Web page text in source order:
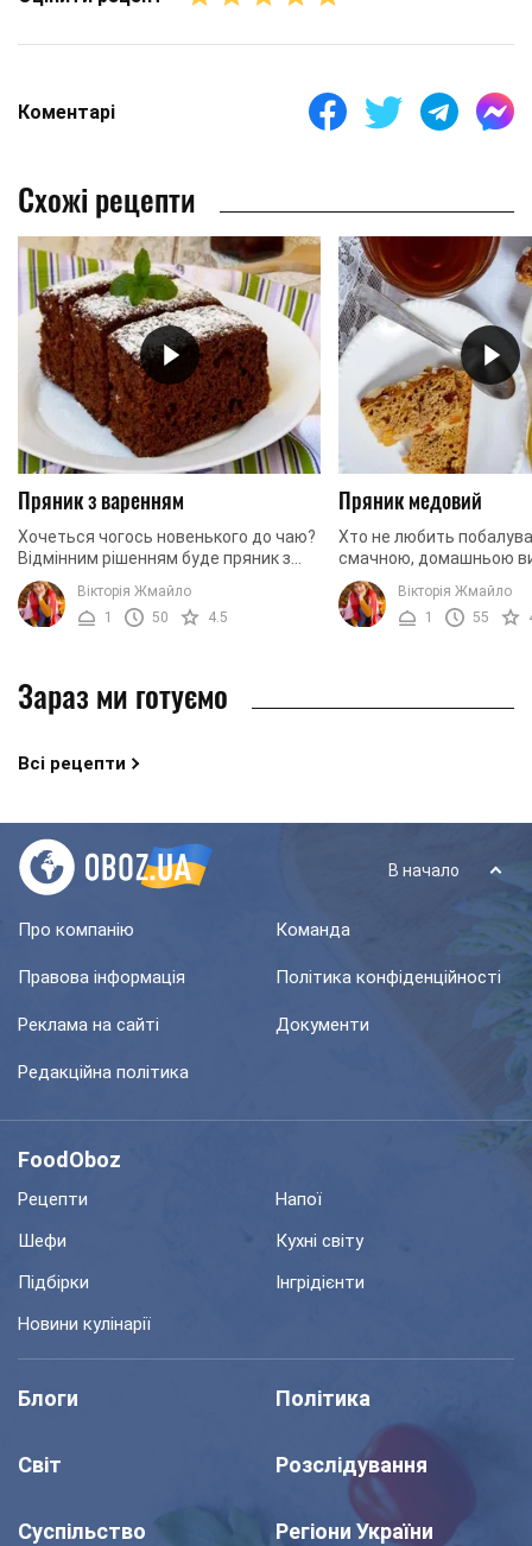
Коментарі
Схожі рецепти
Пряник з варенням
Хочеться чогось новенького до чаю?
Відмінним рішенням буде пряник з
варенням. Для приготування пирога
потрібні прості інгредієнти, готувати
його не ...
Вікторія Жмайло
1
50 4.5
Пряник медовий
Хто не любить
смачною, домашньою
Думаю, встояти перед
можуть не всі.
спробувати новий
Вікторія Жмайло
1
55
Зараз ми готуємо
Всі рецепти
В начало
Про компанію Команда
Правова інформація Політика конфіденційності
Реклама на сайті Документи
Редакційна політика
FoodOboz
Рецепти
Напої
Шефи
Кухні світу
Підбірки
Інгрідієнти
Новини кулінарії
Блоги Політика
Світ Розслідування
Суспільство Регіони України